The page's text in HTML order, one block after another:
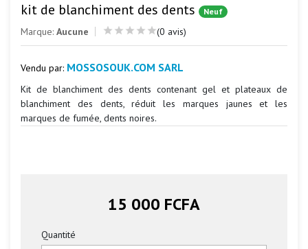
kit de blanchiment des dents Neuf
Marque: Aucune (0 avis)
Vendu par: MOSSOSOUK.COM SARL
Kit de blanchiment des dents contenant gel et plateaux de
blanchiment des dents, réduit les marques jaunes et les
marques de fumée, dents noires.
15 000 FCFA
Quantité